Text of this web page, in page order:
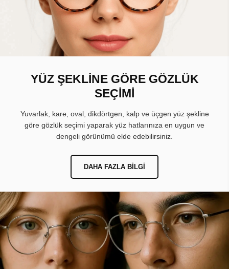
YÜZ ŞEKLİNE GÖRE GÖZLÜK
SEÇİMİ
Yuvarlak, kare, oval, dikdörtgen, kalp ve üçgen yüz şekline
göre gözlük seçimi yaparak yüz hatlarınıza en uygun ve
dengeli görünümü elde edebilirsiniz.
DAHA FAZLA BILGI